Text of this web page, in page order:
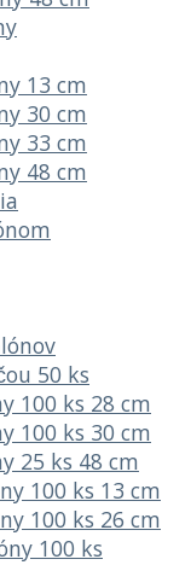
13 cm
30 cm
33 cm
48 cm
50 ks
100 ks 28 cm
100 ks 30 cm
25 ks 48 cm
100 ks 13 cm
100 ks 26 cm
100 ks